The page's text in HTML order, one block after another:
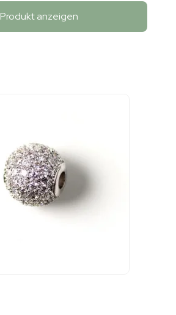
Produkt anzeigen